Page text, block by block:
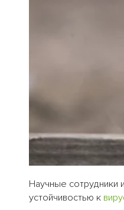
Научные сотрудники
устойчивостью к